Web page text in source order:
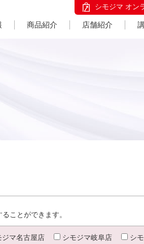
シモジマ オン
商品紹介 店舗紹介
ことができます。
ジマ名古屋店 シモジマ岐阜店 シ